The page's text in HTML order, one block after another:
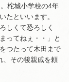
柁城小学校の4年
たといいます。
しくて恐ろしく
ってねぇ・・」と
つたって木田まで
、その後親戚を頼